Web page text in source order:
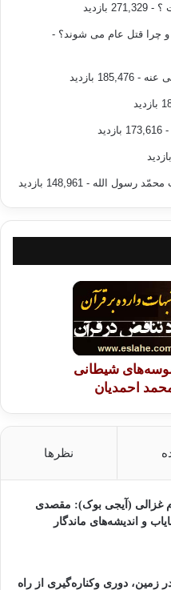
؟ - 271,329 بازدید
چرا قتل عام می شوند؟ -
عنه - 185,476 بازدید
- 173,616 بازدید
رسول الله - 148,961 بازدید
شیطانی
احمدیان
نظرها
غزالی (آیجی بوک): مقصدی
و اندیشه‌های ماندگار
زمین‌، دوری وکناره‌گیری از راه